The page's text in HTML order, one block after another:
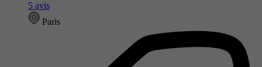
5 avis
Paris